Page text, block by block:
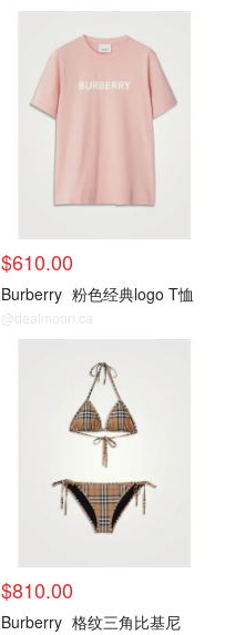
$610.00
Burberry 粉色经典logo T恤
@dealmoon.ca
$810.00
Burberry 格纹三角比基尼